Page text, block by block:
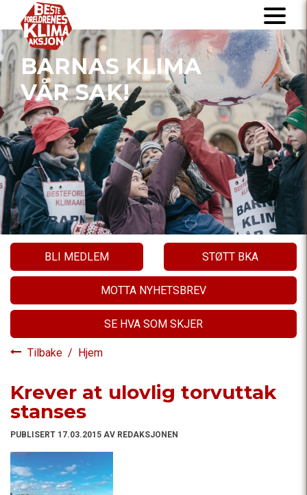
BARNAS KLIMA
VÅR SAK!
BLI MEDLEM STØTT BKA
MOTTA NYHETSBREV
SE HVA SOM SKJER
Tilbake / Hjem
Krever at ulovlig torvuttak
stanses
PUBLISERT 17.03.2015 AV REDAKSJONEN